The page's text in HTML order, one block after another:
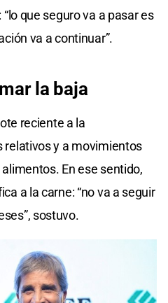
que seguro va a pasar es
va a continuar”.
la baja
reciente a la
relativos y a movimientos
En ese sentido,
a la carne: “no va a seguir
sostuvo.